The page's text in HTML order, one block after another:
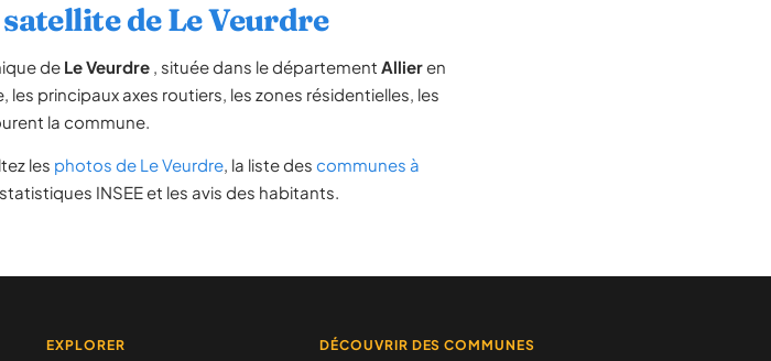
de Le Veurdre
de Le Veurdre , située dans le département Allieren
les principaux axes routiers, les zones résidentielles, les
la commune.
les photos de Le Veurdre, la liste des communes à
INSEE et les avis des habitants.
EXPLORER DÉCOUVRIR DES COMMUNES